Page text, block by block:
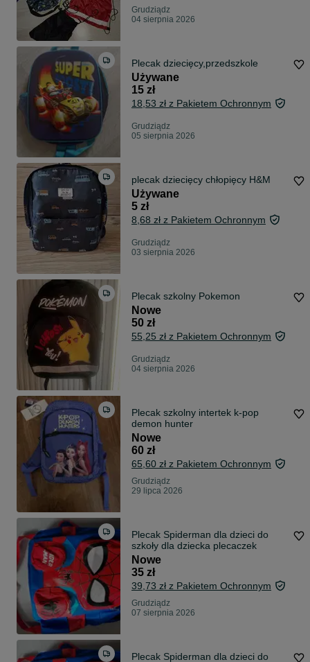
Grudziądz
04 sierpnia 2026
Plecak dziecięcy,przedszkole
Używane
15 zł
18,53 zł z Pakietem Ochronnym
Grudziądz
05 sierpnia 2026
plecak dziecięcy chłopięcy H&M
Używane
5 zł
8,68 zł z Pakietem Ochronnym
Grudziądz
03 sierpnia 2026
Plecak szkolny Pokemon
Nowe
50 zł
55,25 zł z Pakietem Ochronnym
Grudziądz
04 sierpnia 2026
Plecak szkolny intertek k-pop
demon hunter
Nowe
60 zł
65,60 zł z Pakietem Ochronnym
Grudziądz
29 lipca 2026
Plecak Spiderman dla dzieci do
szkoły dla dziecka plecaczek
Nowe
35 zł
39,73 zł z Pakietem Ochronnym
Grudziądz
07 sierpnia 2026
Plecak Spiderman dla dzieci do